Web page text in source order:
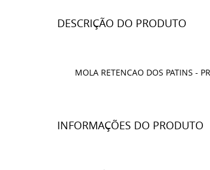
DESCRIÇÃO DO PRODUTO
MOLA RETENCAO DOS PATINS -
INFORMAÇÕES DO PRODUTO